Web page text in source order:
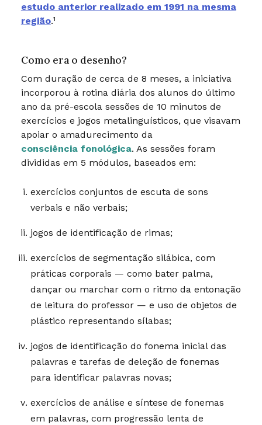
estudo anterior realizado em 1991 na mesma
região.¹
Como era o desenho?
Com duração de cerca de 8 meses, a iniciativa
incorporou à rotina diária dos alunos do último
ano da pré-escola sessões de 10 minutos de
exercícios e jogos metalinguísticos, que visavam
apoiar o amadurecimento da
consciência fonológica. As sessões foram
divididas em 5 módulos, baseados em:
exercícios conjuntos de escuta de sons
verbais e não verbais;
jogos de identificação de rimas;
exercícios de segmentação silábica, com
práticas corporais — como bater palma,
dançar ou marchar com o ritmo da entonação
de leitura do professor — e uso de objetos de
plástico representando sílabas;
jogos de identificação do fonema inicial das
palavras e tarefas de deleção de fonemas
para identificar palavras novas;
exercícios de análise e síntese de fonemas
em palavras, com progressão lenta de